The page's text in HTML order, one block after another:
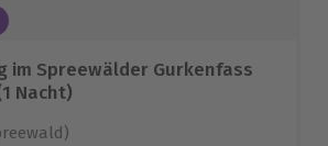
im Spreewälder Gurkenfass
Nacht)